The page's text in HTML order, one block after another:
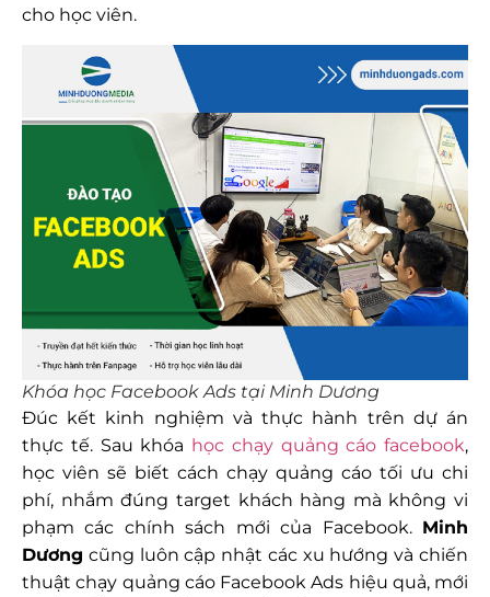
cho học viên.
Khóa học Facebook Ads tại Minh Dương
Đúc kết kinh nghiệm và thực hành trên dự án
thực tế. Sau khóa học chạy quảng cáo facebook,
học viên sẽ biết cách chạy quảng cáo tối ưu chi
phí, nhắm đúng target khách hàng mà không vi
phạm các chính sách mới của Facebook. Minh
Dương cũng luôn cập nhật các xu hướng và chiến
thuật chạy quảng cáo Facebook Ads hiệu quả, mới